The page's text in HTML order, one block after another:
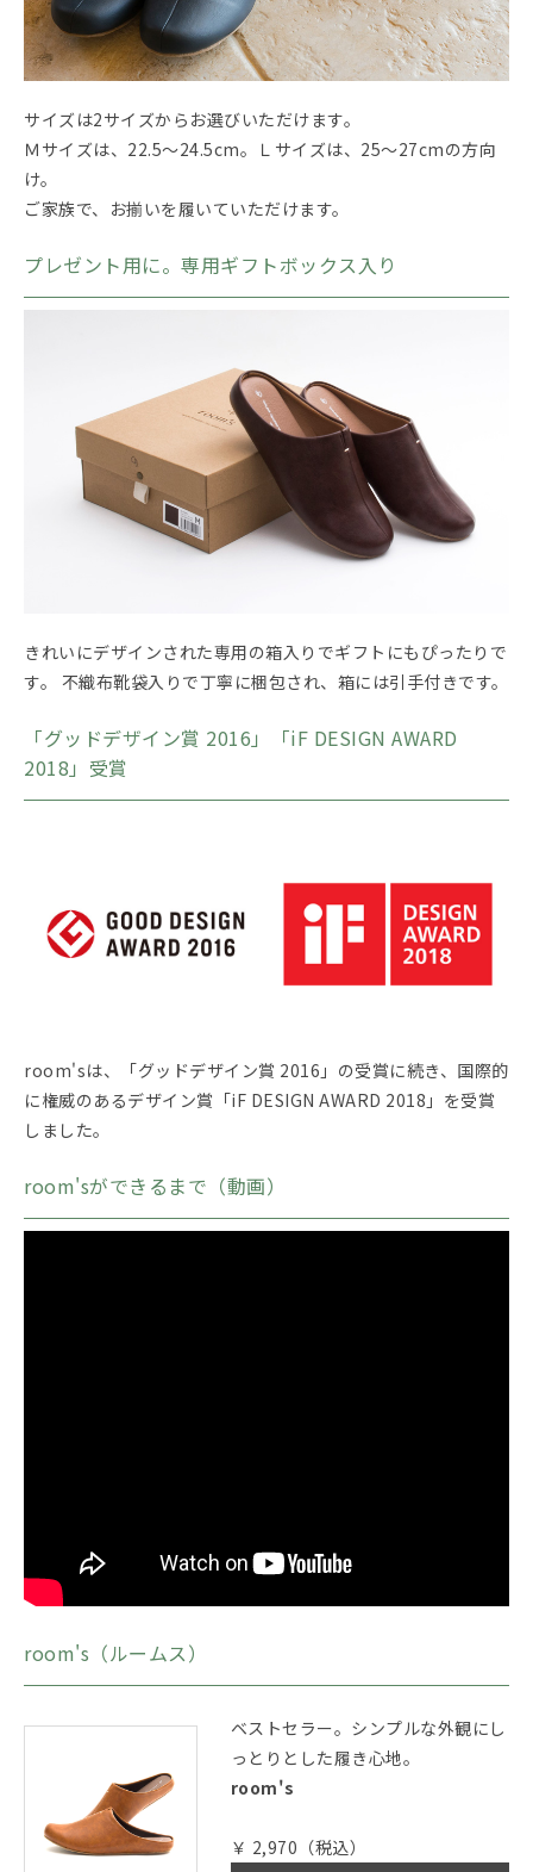
サイズは2サイズからお選びいただけます。
Ｍサイズは、22.5～24.5cm。Ｌサイズは、25～27cmの方向
け。
ご家族で、お揃いを履いていただけます。
プレゼント用に。専用ギフトボックス入り
きれいにデザインされた専用の箱入りでギフトにもぴったりで
す。 不織布靴袋入りで丁寧に梱包され、箱には引手付きです。
「グッドデザイン賞 2016」「iF DESIGN AWARD
2018」受賞
room'sは、「グッドデザイン賞 2016」の受賞に続き、国際的
に権威のあるデザイン賞「iF DESIGN AWARD 2018」を受賞
しました。
room'sができるまで（動画）
room's（ルームス）
ベストセラー。シンプルな外観にし
っとりとした履き心地。
room's
￥ 2,970（税込）